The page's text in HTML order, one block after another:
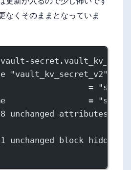
なくそのままとなっていま
"vault_kv_secret_v2"
= "secret-
=
unchanged attributes
unchanged block hidden)